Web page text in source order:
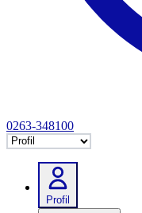
0263-348100
Selectează tab
Profil